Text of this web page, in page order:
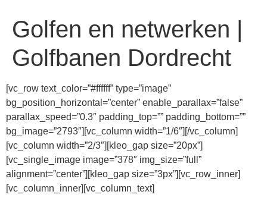
Golfen en netwerken |
Golfbanen Dordrecht
[vc_row text_color=”#ffffff” type=”image”
bg_position_horizontal=”center” enable_parallax=”false”
parallax_speed=”0.3″ padding_top=”” padding_bottom=””
bg_image=”2793″][vc_column width=”1/6″][/vc_column]
[vc_column width=”2/3″][kleo_gap size=”20px”]
[vc_single_image image=”378″ img_size=”full”
alignment=”center”][kleo_gap size=”3px”][vc_row_inner]
[vc_column_inner][vc_column_text]